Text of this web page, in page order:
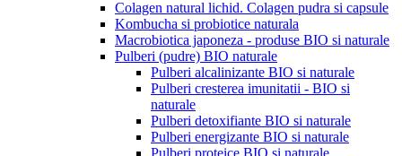
Colagen natural lichid. Colagen pudra si capsule
Kombucha si probiotice naturala
Macrobiotica japoneza - produse BIO si naturale
Pulberi (pudre) BIO naturale
Pulberi alcalinizante BIO si naturale
Pulberi cresterea imunitatii - BIO si
naturale
Pulberi detoxifiante BIO si naturale
Pulberi energizante BIO si naturale
Pulberi proteice BIO si naturale